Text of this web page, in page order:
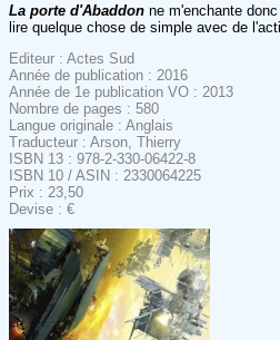
La porte d'Abaddon ne m'enchante
lire quelque chose de simple avec de
Editeur : Actes Sud
Année de publication : 2016
Année de 1e publication VO : 2013
Nombre de pages : 580
Langue originale : Anglais
Traducteur : Arson, Thierry
ISBN 13 : 978-2-330-06422-8
ISBN 10 / ASIN : 2330064225
Prix : 23,50
Devise : €